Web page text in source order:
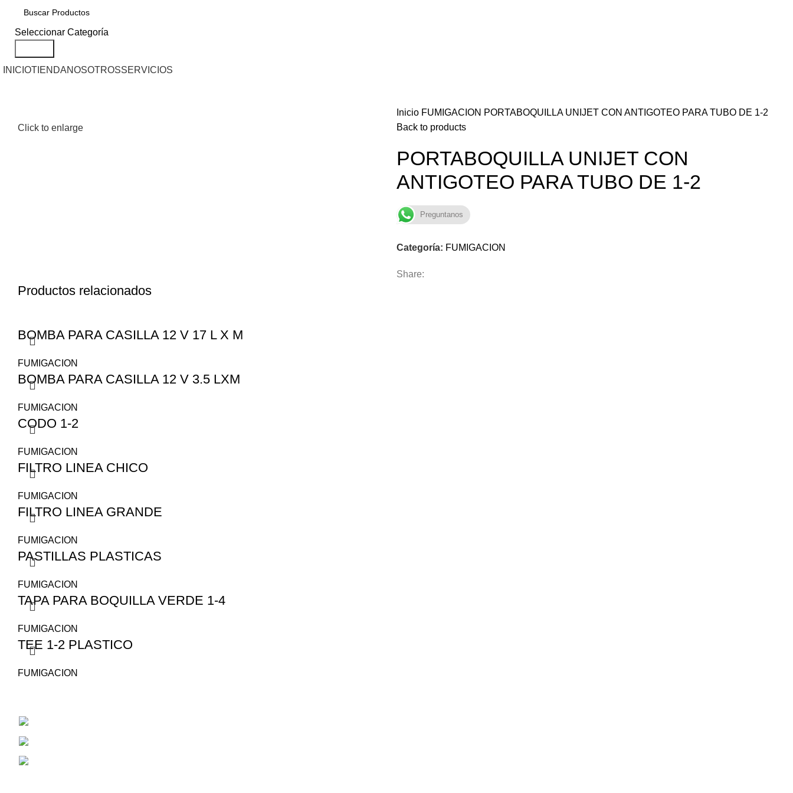
Seleccionar Categoría
INICIOTIENDANOSOTROSSERVICIOS
Click to enlarge
Inicio FUMIGACION PORTABOQUILLA UNIJET CON ANTIGOTEO PARA TUBO DE 1-2
Back to products
PORTABOQUILLA UNIJET CON
ANTIGOTEO PARA TUBO DE 1-2
Preguntanos
Categoría: FUMIGACION
Share:
Productos relacionados
BOMBA PARA CASILLA 12 V 17 L X M
FUMIGACION
BOMBA PARA CASILLA 12 V 3.5 LXM
FUMIGACION
CODO 1-2
FUMIGACION
FILTRO LINEA CHICO
FUMIGACION
FILTRO LINEA GRANDE
FUMIGACION
PASTILLAS PLASTICAS
FUMIGACION
TAPA PARA BOQUILLA VERDE 1-4
FUMIGACION
TEE 1-2 PLASTICO
FUMIGACION